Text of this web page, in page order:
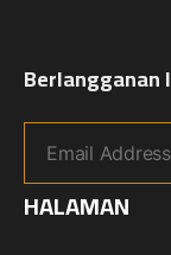
Berlangganan
HALAMAN